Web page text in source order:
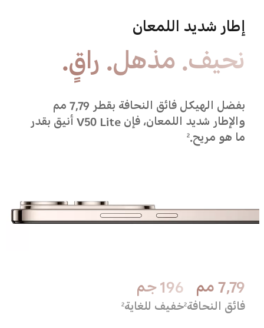
إطار شديد اللمعان
نحيف. مذهل. راقٍ.
بفضل الهيكل فائق النحافة بقطر 7,79 مم
والإطار شديد اللمعان، فإن V50 Lite أنيق بقدر
ما هو مريح.2
7,79 مم
فائق النحافة2
196 جم
خفيف للغاية2